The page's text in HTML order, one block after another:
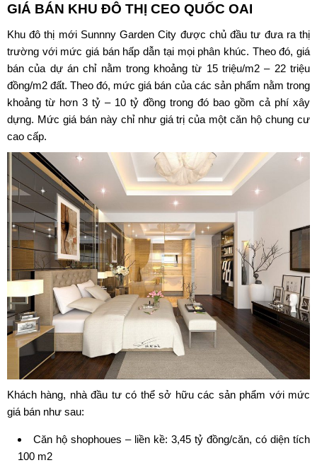
GIÁ BÁN KHU ĐÔ THỊ CEO QUỐC OAI
Khu đô thị mới Sunnny Garden City được chủ đầu tư đưa ra thị
trường với mức giá bán hấp dẫn tại mọi phân khúc. Theo đó, giá
bán của dự án chỉ nằm trong khoảng từ 15 triệu/m2 – 22 triệu
đồng/m2 đất. Theo đó, mức giá bán của các sản phẩm nằm trong
khoảng từ hơn 3 tỷ – 10 tỷ đồng trong đó bao gồm cả phí xây
dựng. Mức giá bán này chỉ như giá trị của một căn hộ chung cư
cao cấp.
Khách hàng, nhà đầu tư có thể sở hữu các sản phẩm với mức
giá bán như sau:
Căn hộ shophoues – liền kề: 3,45 tỷ đồng/căn, có diện tích
100 m2